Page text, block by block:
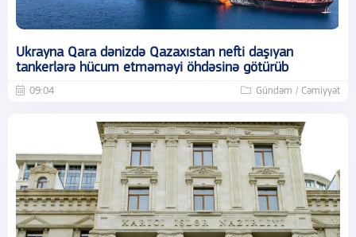
Ukrayna Qara dənizdə Qazaxıstan nefti daşıyan
tankerlərə hücum etməməyi öhdəsinə götürüb
09:04 Gündəm / Cəmiyyət